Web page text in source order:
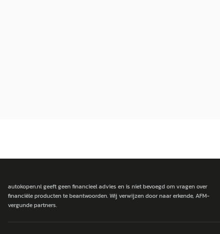
autokopen.nl geeft geen financieel advies en is niet bevoegd om vragen over
financiële producten te beantwoorden. Wij verwijzen door naar erkende, AFM-
vergunde partners.